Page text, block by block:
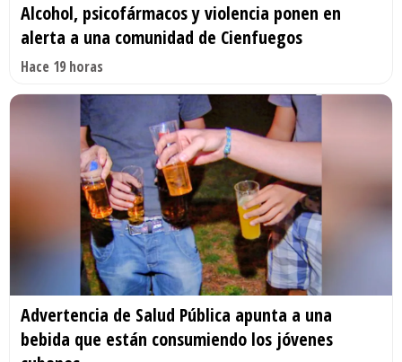
Alcohol, psicofármacos y violencia ponen en
alerta a una comunidad de Cienfuegos
Hace 19 horas
Advertencia de Salud Pública apunta a una
bebida que están consumiendo los jóvenes